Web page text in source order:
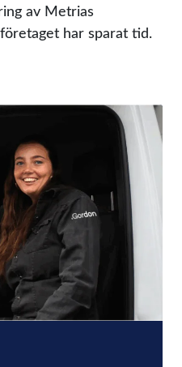
av Metrias
har sparat tid.